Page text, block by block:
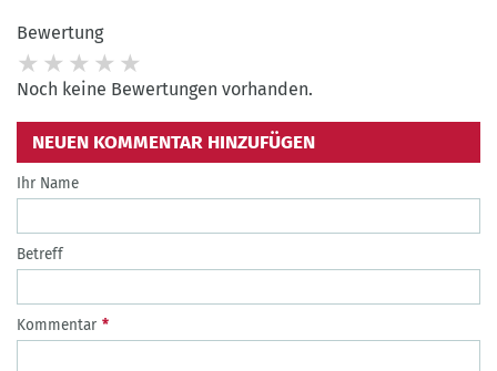
Bewertung
Noch keine Bewertungen vorhanden.
NEUEN KOMMENTAR HINZUFÜGEN
Ihr Name
Betreff
Kommentar